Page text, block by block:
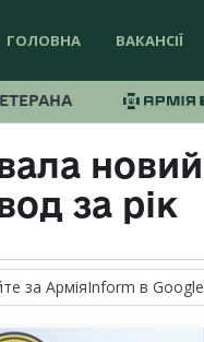
ГОЛОВНА ВАКАНСІЇ
новий
за рік
за АрміяInform в Google